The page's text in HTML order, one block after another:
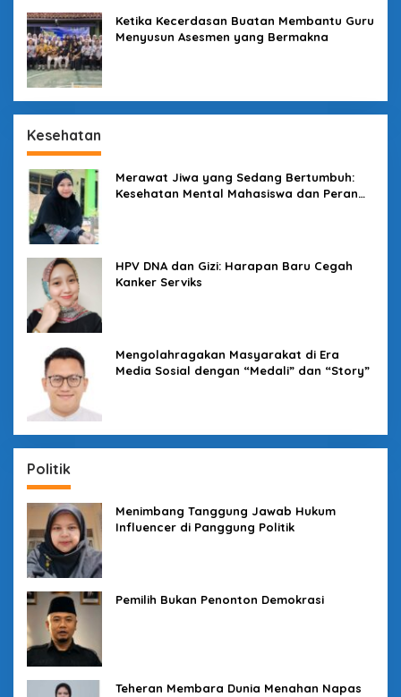
Ketika Kecerdasan Buatan Membantu Guru
Menyusun Asesmen yang Bermakna
Kesehatan
Merawat Jiwa yang Sedang Bertumbuh:
Kesehatan Mental Mahasiswa dan Peran
HPV DNA dan Gizi: Harapan Baru Cegah
Kanker Serviks
Mengolahragakan Masyarakat di Era
Media Sosial dengan “Medali” dan “Story”
Politik
Menimbang Tanggung Jawab Hukum
Influencer di Panggung Politik
Pemilih Bukan Penonton Demokrasi
Teheran Membara Dunia Menahan Napas